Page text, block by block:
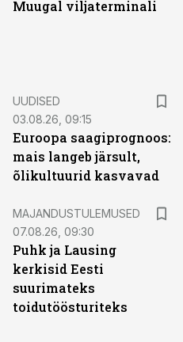
Muugal viljaterminali
UUDISED
03.08.26, 09:15
Euroopa saagiprognoos:
mais langeb järsult,
õlikultuurid kasvavad
MAJANDUSTULEMUSED
07.08.26, 09:30
Puhk ja Lausing
kerkisid Eesti
suurimateks
toidutöösturiteks